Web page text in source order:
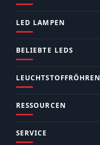
LED LAMPEN
BELIEBTE LEDS
LEUCHTSTOFFRÖHREN
RESSOURCEN
SERVICE